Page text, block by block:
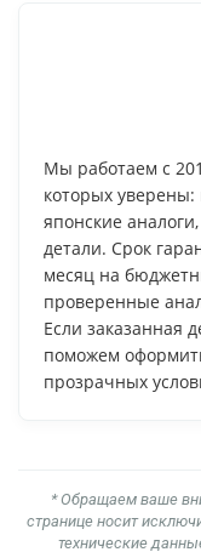
Мы работаем с
которых уверены:
японские
детали. Срок
месяц на
проверенные
Если заказанная
поможем
прозрачных
* Обращаем ваше
странице носит
технические